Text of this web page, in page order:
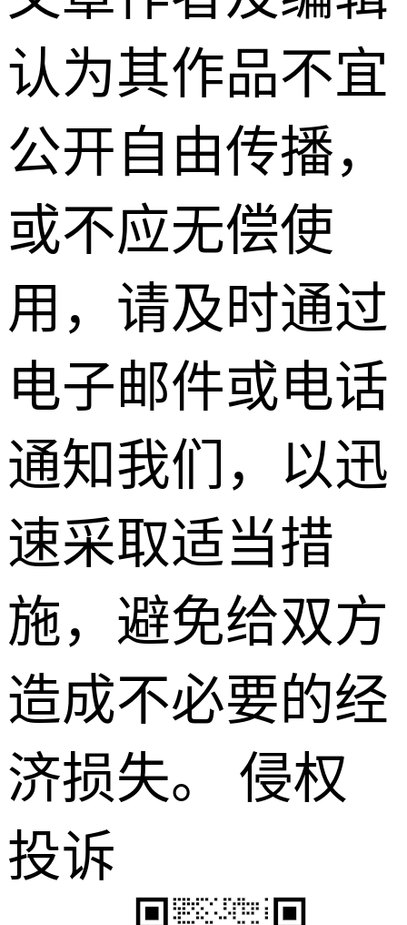
认为其作品不宜
公开自由传播，
或不应无偿使
用，请及时通过
电子邮件或电话
通知我们，以迅
速采取适当措
施，避免给双方
造成不必要的经
济损失。 侵权
投诉